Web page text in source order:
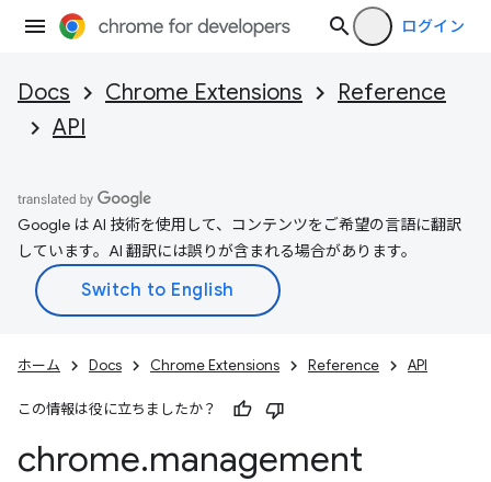
ログイン
Docs Chrome Extensions
Reference
API
Google は AI 技術を使用して、コンテンツをご希望の言語に翻訳
しています。AI 翻訳には誤りが含まれる場合があります。
ホーム Docs Chrome Extensions Reference API
この情報は役に立ちましたか？
chrome.management